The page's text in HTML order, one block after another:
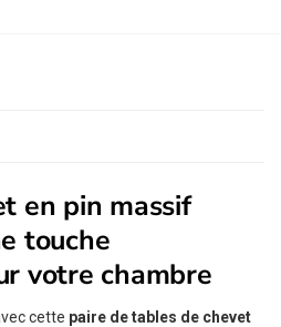
en pin massif
touche
votre chambre
cette paire de tables de chevet